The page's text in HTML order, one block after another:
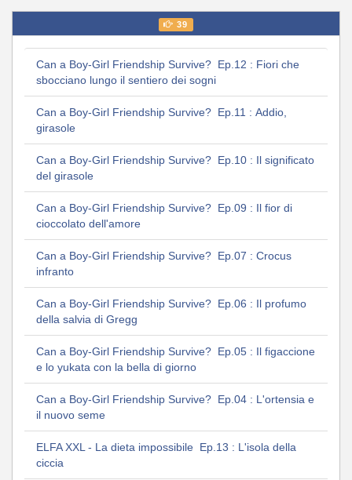
39
Can a Boy-Girl Friendship Survive? Ep.12 : Fiori che
sbocciano lungo il sentiero dei sogni
Can a Boy-Girl Friendship Survive? Ep.11 : Addio,
girasole
Can a Boy-Girl Friendship Survive? Ep.10 : Il significato
del girasole
Can a Boy-Girl Friendship Survive? Ep.09 : Il fior di
cioccolato dell'amore
Can a Boy-Girl Friendship Survive? Ep.07 : Crocus
infranto
Can a Boy-Girl Friendship Survive? Ep.06 : Il profumo
della salvia di Gregg
Can a Boy-Girl Friendship Survive? Ep.05 : Il figaccione
e lo yukata con la bella di giorno
Can a Boy-Girl Friendship Survive? Ep.04 : L'ortensia e
il nuovo seme
ELFA XXL - La dieta impossibile Ep.13 : L'isola della
ciccia